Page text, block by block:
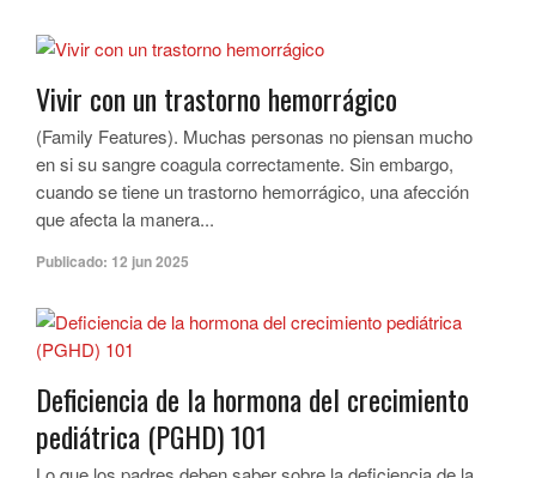
Vivir con un trastorno hemorrágico
(Family Features). Muchas personas no piensan mucho
en si su sangre coagula correctamente. Sin embargo,
cuando se tiene un trastorno hemorrágico, una afección
que afecta la manera...
Publicado: 12 jun 2025
Deficiencia de la hormona del crecimiento
pediátrica (PGHD) 101